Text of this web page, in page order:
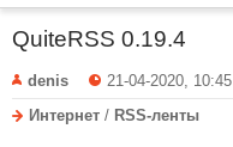
QuiteRSS 0.19.4
denis 21-04-2020, 10:45
Интернет / RSS-ленты